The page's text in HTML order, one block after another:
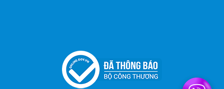
ĐẶT VÉ TÀU CAO TỐC 5 SAO EXPRESS VŨNG
TÀU - CÔN ĐẢO